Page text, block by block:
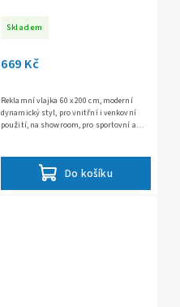
Skladem
669 Kč
Do košíku
Reklamní vlajka 60 x 200 cm, moderní
dynamický styl, pro vnitřní i venkovní
použití, na showroom, pro sportovní a